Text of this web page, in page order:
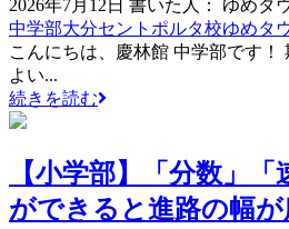
2026年7月12日 書いた人： ゆめタ
中学部大分セントポルタ校ゆめタ
こんにちは、慶林館 中学部です！
よい...
続きを読む
【小学部】「分数」「
ができると進路の幅